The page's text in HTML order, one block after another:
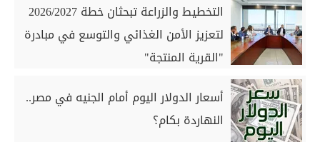
التخطيط والزراعة تبحثان خطة 2026/2027
لتعزيز الأمن الغذائي والتوسع في مبادرة
"القرية المنتجة"
أسعار الدولار اليوم أمام الجنيه في مصر..
النهاردة بكام؟